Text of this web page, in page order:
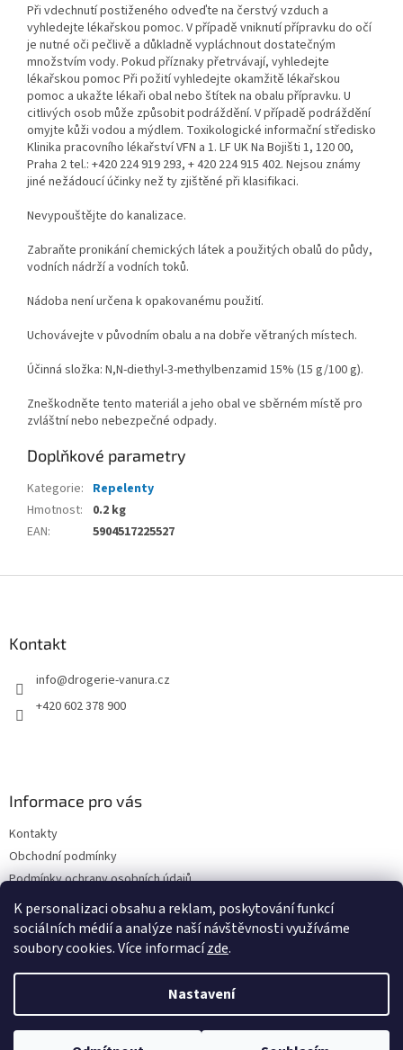
K personalizaci obsahu a reklam, poskytování funkcí
sociálních médií a analýze naší návštěvnosti využíváme
soubory cookies. Více informacízde.
Nastavení
Při vdechnutí postiženého odveďte na čerstvý vzduch a
vyhledejte lékařskou pomoc. V případě vniknutí přípravku do očí
je nutné oči pečlivě a důkladně vypláchnout dostatečným
množstvím vody. Pokud příznaky přetrvávají, vyhledejte
lékařskou pomoc Při požití vyhledejte okamžitě lékařskou
pomoc a ukažte lékaři obal nebo štítek na obalu přípravku. U
citlivých osob může způsobit podráždění. V případě podráždění
omyjte kůži vodou a mýdlem. Toxikologické informační středisko
Klinika pracovního lékařství VFN a 1. LF UK Na Bojišti 1, 120 00,
Praha 2 tel.: +420 224 919 293, + 420 224 915 402. Nejsou známy
jiné nežádoucí účinky než ty zjištěné při klasifikaci.
Nevypouštějte do kanalizace.
Zabraňte pronikání chemických látek a použitých obalů do půdy,
vodních nádrží a vodních toků.
Nádoba není určena k opakovanému použití.
Uchovávejte v původním obalu a na dobře větraných místech.
Účinná složka: N,N-diethyl-3-methylbenzamid 15% (15 g/100 g).
Zneškodněte tento materiál a jeho obal ve sběrném místě pro
zvláštní nebo nebezpečné odpady.
Doplňkové parametry
Kategorie: Repelenty
Hmotnost:
0.2 kg
EAN: 5904517225527
Kontakt
info@drogerie-vanura.cz
+420 602 378 900
Informace pro vás
Kontakty
Obchodní podmínky
Podmínky ochrany osobních údajů
Dodací a platební podmínky
Copyright 2026drogerie-vanura.cz. Všechna práva vyhrazena.